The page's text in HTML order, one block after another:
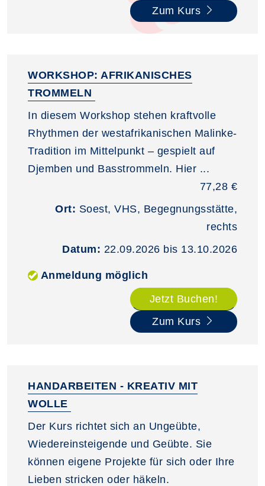
Zum Kurs
WORKSHOP: AFRIKANISCHES
TROMMELN
In diesem Workshop stehen kraftvolle
Rhythmen der westafrikanischen Malinke-
Tradition im Mittelpunkt – gespielt auf
Djemben und Basstrommeln. Hier ...
77,28 €
Ort: Soest, VHS, Begegnungsstätte,
rechts
Datum: 22.09.2026 bis 13.10.2026
Anmeldung möglich
Jetzt Buchen!
Zum Kurs
HANDARBEITEN - KREATIV MIT
WOLLE
Der Kurs richtet sich an Ungeübte,
Wiedereinsteigende und Geübte. Sie
können eigene Projekte für sich oder Ihre
Lieben stricken oder häkeln.